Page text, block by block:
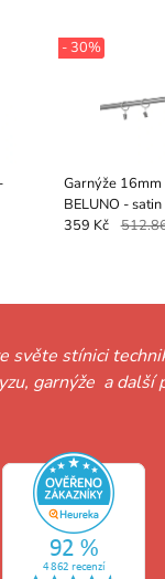
Garnýže
BELUNO - satin
- 30%
359 Kč
světe stínici
garnýže a další